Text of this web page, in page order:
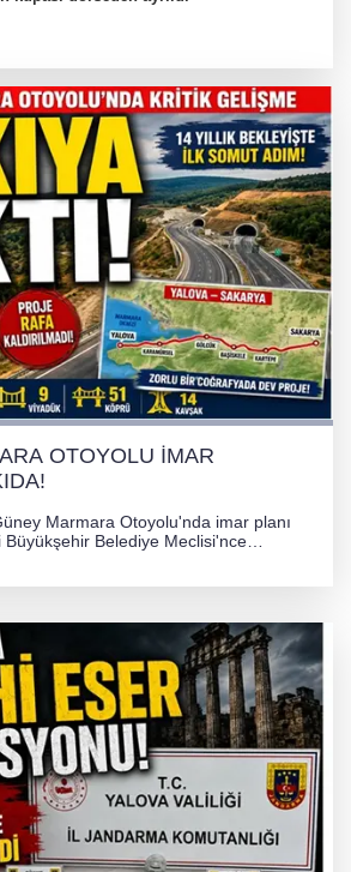
Orhangazi Tüneli’nde feci kaza:
REKORU VAR, PEKİ EMEĞİN
NEREDE?
KÖPRÜSÜ'NDE PANİK!
MARMARA OTOYOLU İMAR
ASKIDA!
OTOYOLU İMAR
Marmara Otoyolu'nda imar planı
Belediye Meclisi'nce